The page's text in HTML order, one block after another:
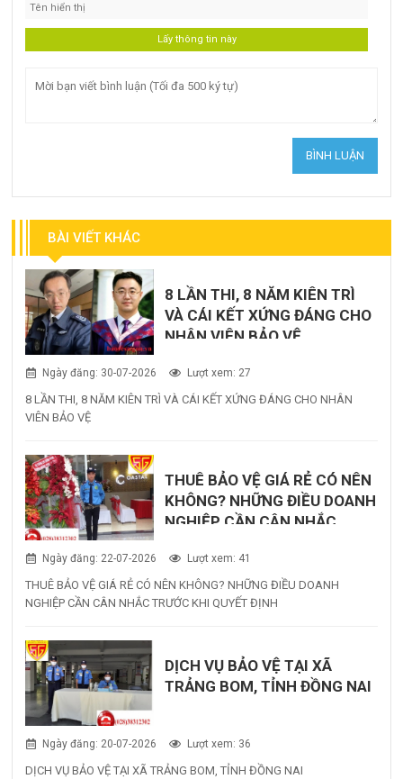
BÀI VIẾT KHÁC
8 LẦN THI, 8 NĂM KIÊN TRÌ
VÀ CÁI KẾT XỨNG ĐÁNG CHO
NHÂN VIÊN BẢO VỆ
Ngày đăng: 30-07-2026 Lượt xem: 27
8 LẦN THI, 8 NĂM KIÊN TRÌ VÀ CÁI KẾT XỨNG ĐÁNG CHO NHÂN
VIÊN BẢO VỆ
THUÊ BẢO VỆ GIÁ RẺ CÓ NÊN
KHÔNG? NHỮNG ĐIỀU DOANH
NGHIỆP CẦN CÂN NHẮC
Ngày đăng: 22-07-2026 Lượt xem: 41
THUÊ BẢO VỆ GIÁ RẺ CÓ NÊN KHÔNG? NHỮNG ĐIỀU DOANH
NGHIỆP CẦN CÂN NHẮC TRƯỚC KHI QUYẾT ĐỊNH
DỊCH VỤ BẢO VỆ TẠI XÃ
TRẢNG BOM, TỈNH ĐỒNG NAI
Ngày đăng: 20-07-2026 Lượt xem: 36
DỊCH VỤ BẢO VỆ TẠI XÃ TRẢNG BOM, TỈNH ĐỒNG NAI